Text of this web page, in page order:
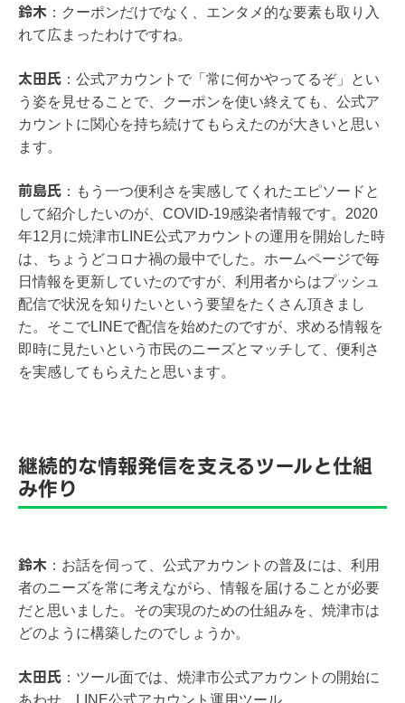
鈴木 ： クーポンだけでなく、エンタメ的な要素も取り入
れて広まったわけですね。
太田氏 ： 公式アカウントで「常に何かやってるぞ」とい
う姿を見せることで、クーポンを使い終えても、公式ア
カウントに関心を持ち続けてもらえたのが大きいと思い
ます。
前島氏 ： もう一つ便利さを実感してくれたエピソードと
して紹介したいのが、COVID-19感染者情報です。2020
年12月に焼津市LINE公式アカウントの運用を開始した時
は、ちょうどコロナ禍の最中でした。ホームページで毎
日情報を更新していたのですが、利用者からはプッシュ
配信で状況を知りたいという要望をたくさん頂きまし
た。そこでLINEで配信を始めたのですが、求める情報を
即時に見たいという市民のニーズとマッチして、便利さ
を実感してもらえたと思います。
継続的な情報発信を支えるツールと仕組
み作り
鈴木 ： お話を伺って、公式アカウントの普及には、利用
者のニーズを常に考えながら、情報を届けることが必要
だと思いました。その実現のための仕組みを、焼津市は
どのように構築したのでしょうか。
太田氏 ： ツール面では、焼津市公式アカウントの開始に